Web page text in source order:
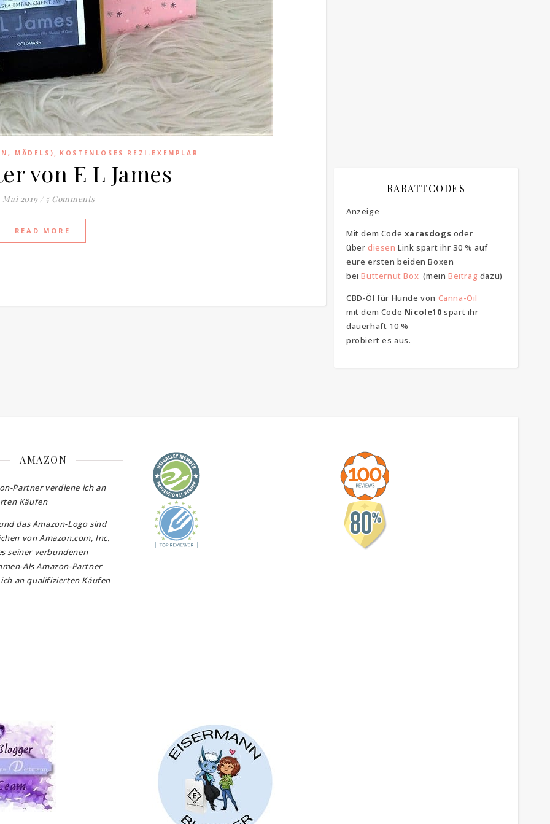
MÄDELS) , KOSTENLOSES REZI-EXEMPLAR
von E L James
Mai 2019 / 5 Comments
READ MORE
RABATTCODES
Anzeige
Mit dem Code xarasdogs oder
über diesen Link spart ihr 30 % auf
eure ersten beiden Boxen
beiButternut Box (meinBeitrag dazu)
CBD-Öl für Hunde von Canna-Oil
mit dem Code Nicole10 spart ihr
dauerhaft 10 %
probiert es aus.
AMAZON
Partner verdiene ich an
Käufen
das Amazon-Logo sind
von Amazon.com, Inc.
seiner verbundenen
Als Amazon-Partner
an qualifizierten Käufen